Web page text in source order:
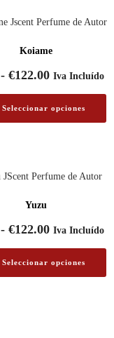
Koiame
- €122.00Rango
precios:
Iva Incluído
Seleccionar opciones
Yuzu
- €122.00Rango
precios:
Iva Incluído
Seleccionar opciones